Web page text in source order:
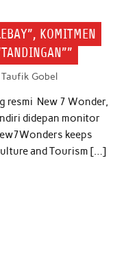
KOMITMEN
Gobel
resmi New 7 Wonder,
didepan monitor
keeps
and Tourism […]